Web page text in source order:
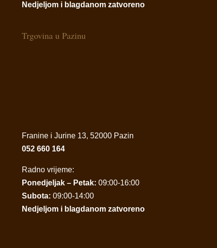
Nedjeljom i blagdanom zatvoreno
Trgovina u Pazinu
Franine i Jurine 13, 52000 Pazin
052 660 164
Radno vrijeme:
Ponedjeljak – Petak: 09:00-16:00
Subota: 09:00-14:00
Nedjeljom i blagdanom zatvoreno